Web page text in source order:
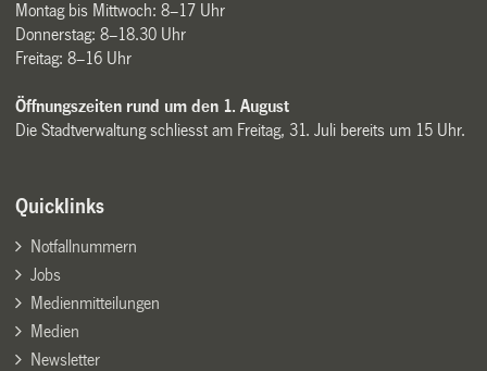
Montag bis Mittwoch: 8–17 Uhr
Donnerstag: 8–18.30 Uhr
Freitag: 8–16 Uhr
Öffnungszeiten rund um den 1. August
Die Stadtverwaltung schliesst am Freitag, 31. Juli bereits um 15 Uhr.
Quicklinks
Notfallnummern
Jobs
Medienmitteilungen
Medien
Newsletter